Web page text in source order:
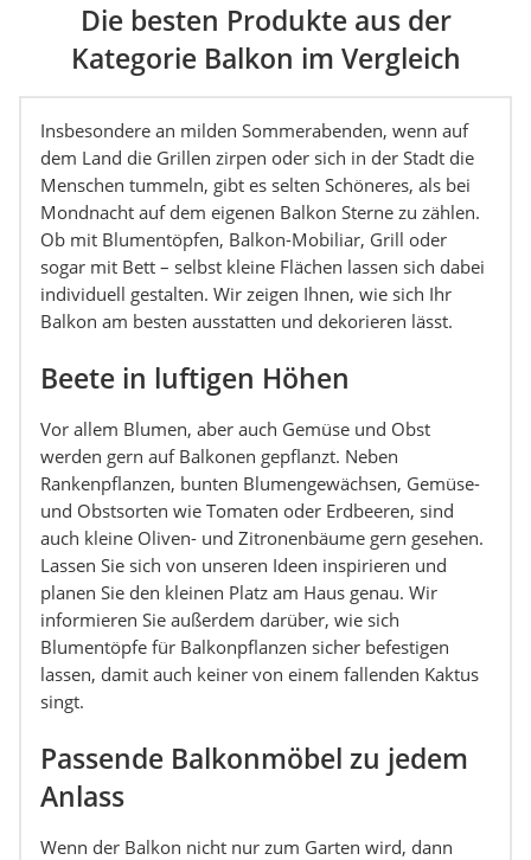
Die besten Produkte aus der
Kategorie Balkon im Vergleich
Insbesondere an milden Sommerabenden, wenn auf
dem Land die Grillen zirpen oder sich in der Stadt die
Menschen tummeln, gibt es selten Schöneres, als bei
Mondnacht auf dem eigenen Balkon Sterne zu zählen.
Ob mit Blumentöpfen, Balkon-Mobiliar, Grill oder
sogar mit Bett – selbst kleine Flächen lassen sich dabei
individuell gestalten. Wir zeigen Ihnen, wie sich Ihr
Balkon am besten ausstatten und dekorieren lässt.
Beete in luftigen Höhen
Vor allem Blumen, aber auch Gemüse und Obst
werden gern auf Balkonen gepflanzt. Neben
Rankenpflanzen, bunten Blumengewächsen, Gemüse-
und Obstsorten wie Tomaten oder Erdbeeren, sind
auch kleine Oliven- und Zitronenbäume gern gesehen.
Lassen Sie sich von unseren Ideen inspirieren und
planen Sie den kleinen Platz am Haus genau. Wir
informieren Sie außerdem darüber, wie sich
Blumentöpfe für Balkonpflanzen sicher befestigen
lassen, damit auch keiner von einem fallenden Kaktus
singt.
Passende Balkonmöbel zu jedem
Anlass
Wenn der Balkon nicht nur zum Garten wird, dann